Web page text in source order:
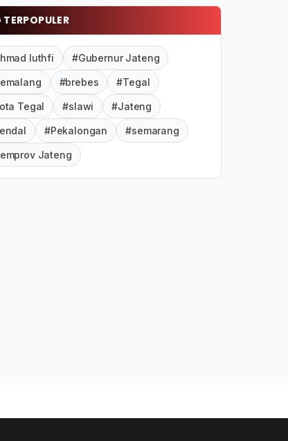
luthfi #Gubernur Jateng
#brebes #Tegal
Tegal #slawi #Jateng
#Pekalongan #semarang
Jateng